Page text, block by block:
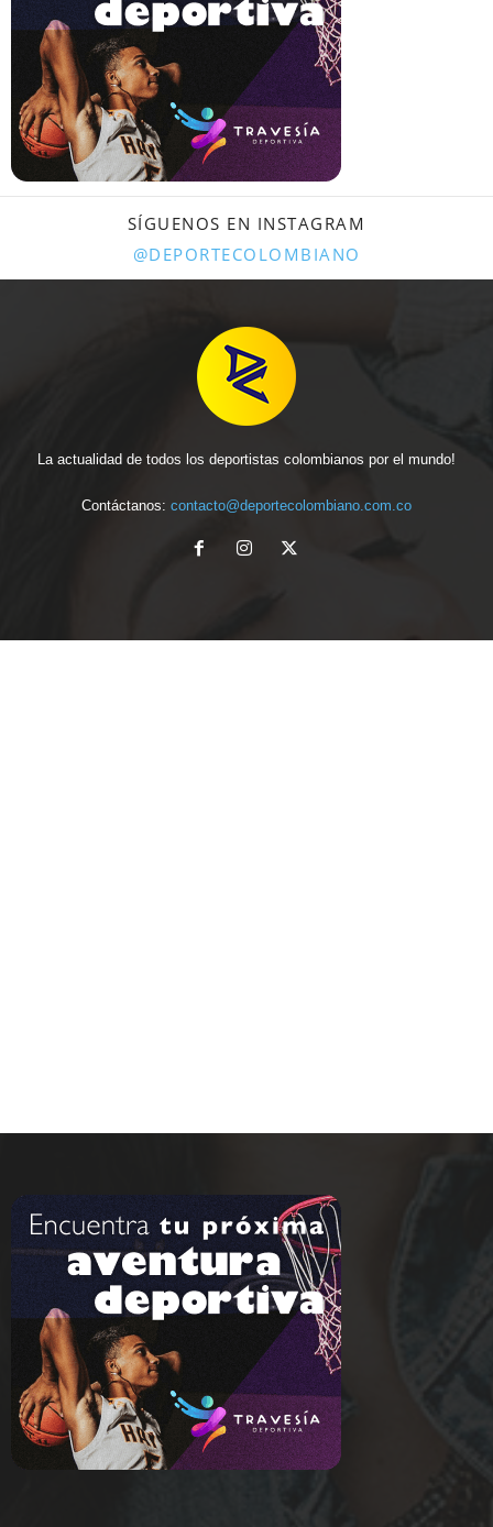
SÍGUENOS EN INSTAGRAM
@DEPORTECOLOMBIANO
La actualidad de todos los deportistas colombianos por el mundo!
Contáctanos: contacto@deportecolombiano.com.co